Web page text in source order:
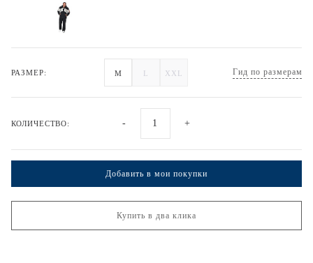
РАЗМЕР: M L XXL Гид по размерам
КОЛИЧЕСТВО: - +
Добавить в мои покупки
Купить в два клика